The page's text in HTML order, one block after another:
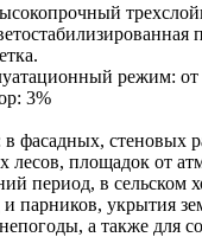
режим: от
3%
фасадных, стеновых
лесов, площадок от
период, в сельском
и парников, укрытия
а также для